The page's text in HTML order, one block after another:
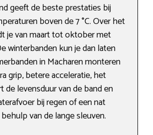
geeft de beste prestaties bij
boven de 7 °C. Over het
je van maart tot oktober met
winterbanden kun je dan laten
in Macharen monteren
grip, betere acceleratie, het
de levensduur van de band en
bij regen of een nat
van de lange sleuven.